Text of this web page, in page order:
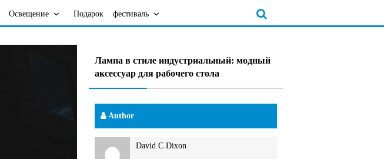
Освещение Подарок фестиваль
Лампа в стиле индустриальный: модный
аксессуар для рабочего стола
Author
David C Dixon